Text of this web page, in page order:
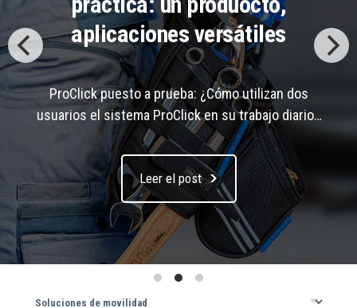
aplicaciones versátiles
ProClick puesto a prueba: ¿Cómo utilizan dos
usuarios el sistema ProClick en su trabajo diario?
¿Qué les gusta y dónde ven potencial de mejora?
Puede leer el veredicto del administrador de TI
Marc L. y el ingeniero eléctrico Bernhard S. en la
publicación actual del blog.
Leer el post